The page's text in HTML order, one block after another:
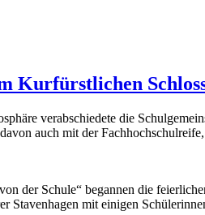
Kurfürstlichen
verabschiedete die
auch mit der
der Schule“ begannen die
Stavenhagen mit einigen